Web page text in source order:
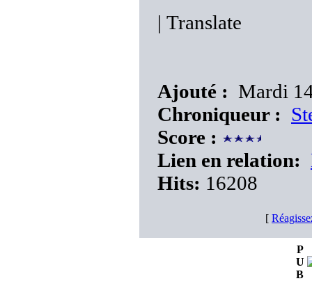
| Translate
Ajouté : Mardi
Chroniqueur :
Score :
Lien en relation:
Hits: 16208
[
P
U
B